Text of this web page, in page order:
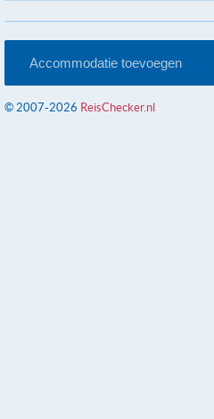
Accommodatie toevoegen
© 2007-2026 ReisChecker.nl